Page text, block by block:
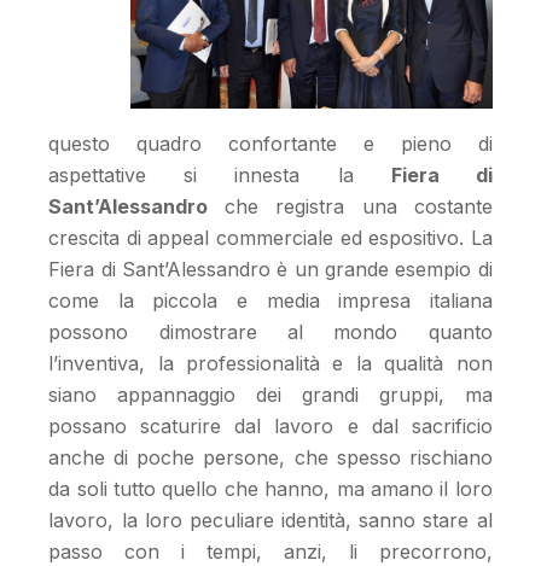
questo quadro confortante e pieno di
aspettative si innesta la Fiera di
Sant’Alessandro che registra una costante
crescita di appeal commerciale ed espositivo. La
Fiera di Sant’Alessandro è un grande esempio di
come la piccola e media impresa italiana
possono dimostrare al mondo quanto
l’inventiva, la professionalità e la qualità non
siano appannaggio dei grandi gruppi, ma
possano scaturire dal lavoro e dal sacrificio
anche di poche persone, che spesso rischiano
da soli tutto quello che hanno, ma amano il loro
lavoro, la loro peculiare identità, sanno stare al
passo con i tempi, anzi, li precorrono,